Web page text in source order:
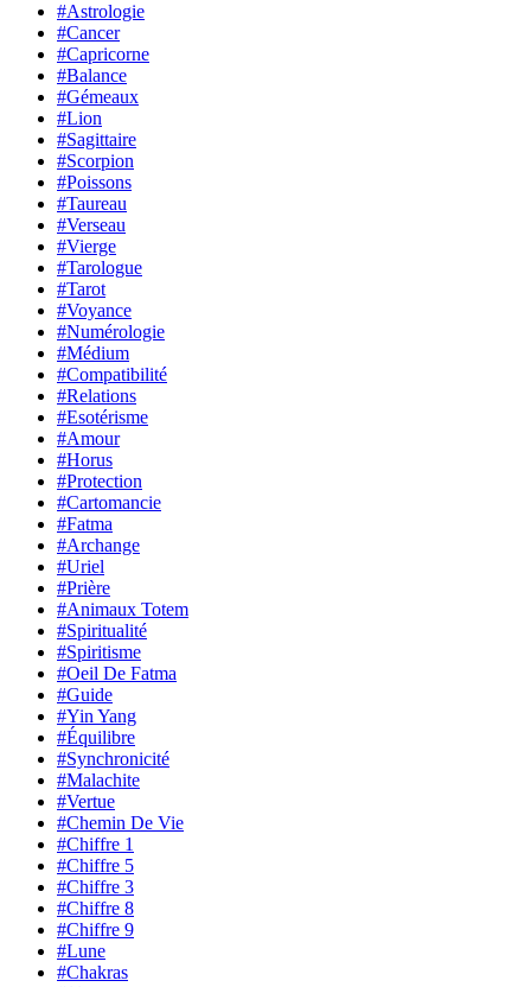
#Astrologie
#Cancer
#Capricorne
#Balance
#Gémeaux
#Lion
#Sagittaire
#Scorpion
#Poissons
#Taureau
#Verseau
#Vierge
#Tarologue
#Tarot
#Voyance
#Numérologie
#Médium
#Compatibilité
#Relations
#Esotérisme
#Amour
#Horus
#Protection
#Cartomancie
#Fatma
#Archange
#Uriel
#Prière
#Animaux Totem
#Spiritualité
#Spiritisme
#Oeil De Fatma
#Guide
#Yin Yang
#Équilibre
#Synchronicité
#Malachite
#Vertue
#Chemin De Vie
#Chiffre 1
#Chiffre 5
#Chiffre 3
#Chiffre 8
#Chiffre 9
#Lune
#Chakras